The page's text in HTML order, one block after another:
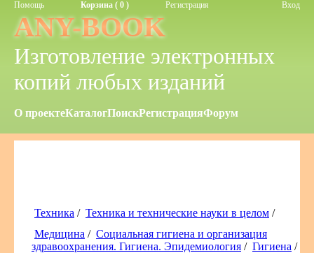
Помощь Корзина ( 0 ) Регистрация Вход
ANY-BOOK
Изготовление электронных
копий любых изданий
О проектеКаталогПоискРегистрацияФорум
Техника / Техника и технические науки в целом /
Медицина / Социальная гигиена и организация
здравоохранения. Гигиена. Эпидемиология / Гигиена /